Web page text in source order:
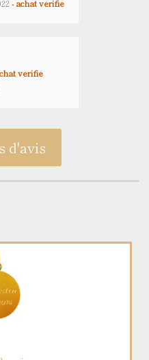
- achat vérifié
vérifié
d'avis